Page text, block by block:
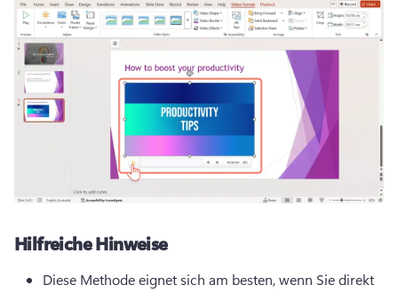
Hilfreiche Hinweise
Diese Methode eignet sich am besten, wenn Sie direkt